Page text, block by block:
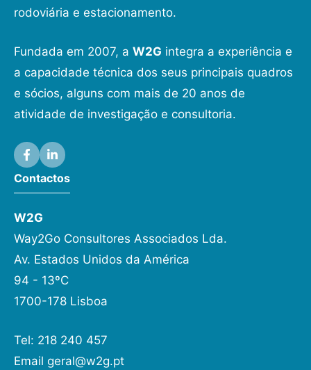
rodoviária e estacionamento.
Fundada em 2007, a W2G integra a experiência e
a capacidade técnica dos seus principais quadros
e sócios, alguns com mais de 20 anos de
atividade de investigação e consultoria.
Contactos
W2G
Way2Go Consultores Associados Lda.
Av. Estados Unidos da América
94 - 13ºC
1700-178 Lisboa
Tel: 218 240 457
Email geral@w2g.pt